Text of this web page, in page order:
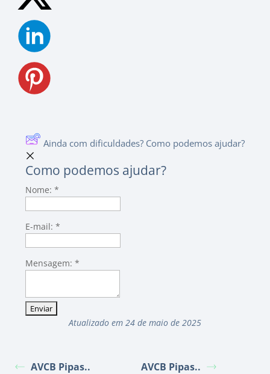
Ainda com dificuldades? Como podemos ajudar?
Como podemos ajudar?
Nome: *
E-mail: *
Mensagem: *
Atualizado em 24 de maio de 2025
AVCB Pipas.. AVCB Pipas..